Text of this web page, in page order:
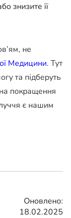
знизите її
не
Медицини. Тут
та підберуть
покращення
є нашим
Оновлено:
18.02.2025